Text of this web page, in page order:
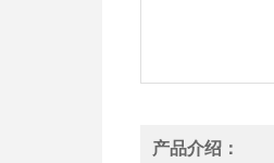
产品介绍：